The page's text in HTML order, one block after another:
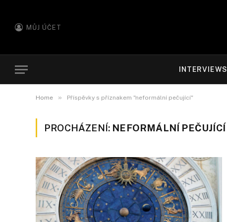
MŮJ ÚČET
INTERVIEWS
Home » Příspěvky s příznakem "neformální pečující"
PROCHÁZENÍ: NEFORMÁLNÍ PEČUJÍCÍ